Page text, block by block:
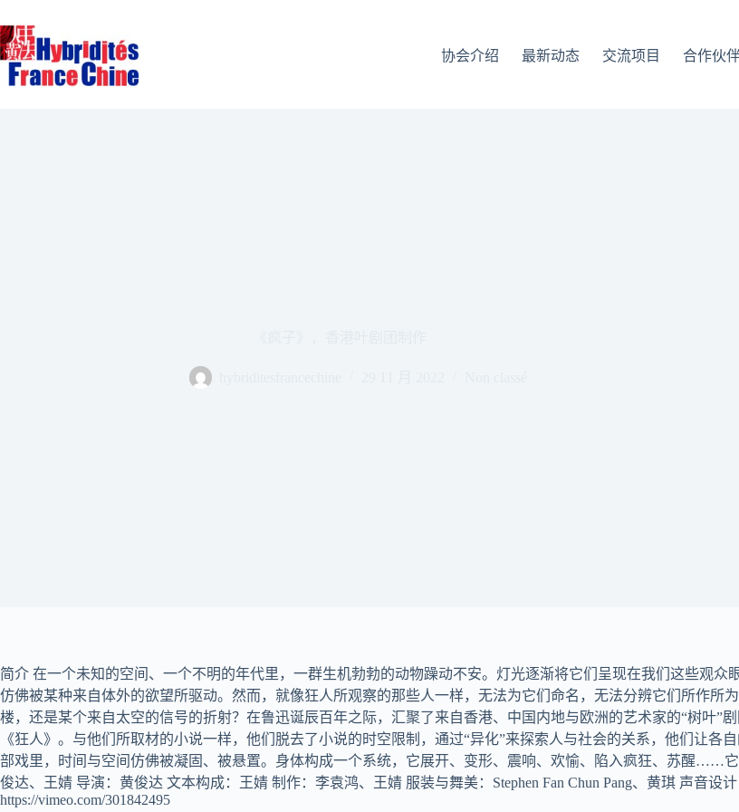
至
内
协会介绍 最新动态 交流项目 合作伙
简介 在一个未知的空间、一个不明的年代里，一群生机勃勃的动物躁动不安。灯光逐渐将它们呈现在我们这些观众
仿佛被某种来自体外的欲望所驱动。然而，就像狂人所观察的那些人一样，无法为它们命名，无法分辨它们所作所
楼，还是某个来自太空的信号的折射？在鲁迅诞辰百年之际，汇聚了来自香港、中国内地与欧洲的艺术家的“树叶”
《狂人》。与他们所取材的小说一样，他们脱去了小说的时空限制，通过“异化”来探索人与社会的关系，他们让
部戏里，时间与空间仿佛被凝固、被悬置。身体构成一个系统，它展开、变形、震响、欢愉、陷入疯狂、苏醒……
俊达、王婧 导演：黄俊达 文本构成：王婧 制作：李袁鸿、王婧 服装与舞美：Stephen Fan Chun Pang、黄琪 声音
https://vimeo.com/301842495